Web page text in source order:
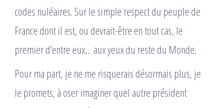
codes nuléaires. Sur le simple respect du peuple de
France dont il est, ou devrait-être en tout cas, le
premier d’entre eux… aux yeux du reste du Monde.
Pour ma part, je ne me risquerais désormais plus, je
le promets, à oser imaginer quel autre président